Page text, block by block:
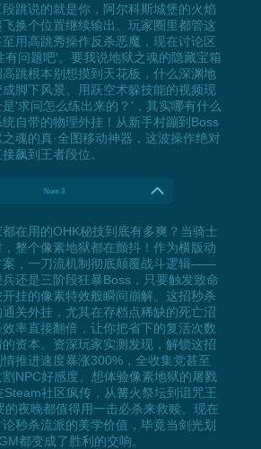
跳说的就是你，阿尔科斯城堡的火焰
换个位置继续输出。玩家圈里都管这
用高跳秀操作反杀恶魔，现在讨论区
有问题吧'。要我说地狱之魂的隐藏宝箱
跳根本别想摸到天花板，什么深渊地
脚下风景。用跃空术躲技能的视频现
'求问怎么练出来的？'，其实哪有什么
自带的物理外挂！从新手村蹦到Boss
魂的真·全图移动神器，这波操作绝对
飙到王者段位。
Num 3
在用的OHK秘技到底有多爽？当骑士
整个像素地狱都在颤抖！作为横版动
案，一刀流机制彻底颠覆战斗逻辑——
还是三阶段狂暴Boss，只要触发致命
挂的像素特效般瞬间崩解。这招秒杀
关外挂，尤其在存档点稀缺的死亡沼
率直接翻倍，让你把省下的复活次数
资本。资深玩家实测发现，解锁这招
推进速度暴涨300%，全收集党甚至
NPC好感度。想体验像素地狱的屠戮
Steam社区疯传，从篝火祭坛到诅咒王
的夜晚都值得用一击必杀来救赎。现在
秒杀流派的美学价值，毕竟当剑光划
都变成了胜利的交响。